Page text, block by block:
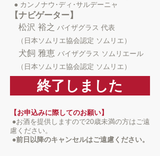
● カンノナウ ･ディ ･サルデーニャ
【ナビゲーター】
松沢 裕之 バイザグラス 代表
（日本ソムリエ協会認定 ソムリエ）
犬飼 雅恵 バイザグラス ソムリエール
（日本ソムリエ協会認定 ソムリエ）
終了しました
【お申込みに際してのお願い】
●お酒を提供しますので20歳未満の方はご遠
慮ください。
●前日以降のキャンセルはご遠慮ください。